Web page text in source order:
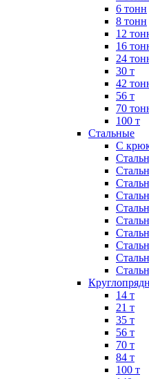
6 тонн
8 тонн
12
16
24
30 т
42
56 т
70
100 т
Стальные
С
14 т
21 т
35 т
56 т
70 т
84 т
100 т